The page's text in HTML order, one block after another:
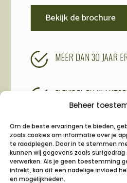
Beheer
Om de beste ervaringen te bieden,
zoals cookies om informatie over je
te raadplegen. Door in te stemmen
kunnen wij gegevens zoals
verwerken. Als je geen toestemming
intrekt, kan dit een nadelige invloed
en mogelijkheden.
Bekijk de brochure
MEER DAN 30 JAAR
FLEXIBEL EN
UITVOERING IN